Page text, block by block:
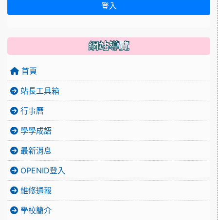
登入
網站導覽
首頁
站長工具箱
行事曆
學學成語
最新消息
OPENID登入
維修通報
學校簡介